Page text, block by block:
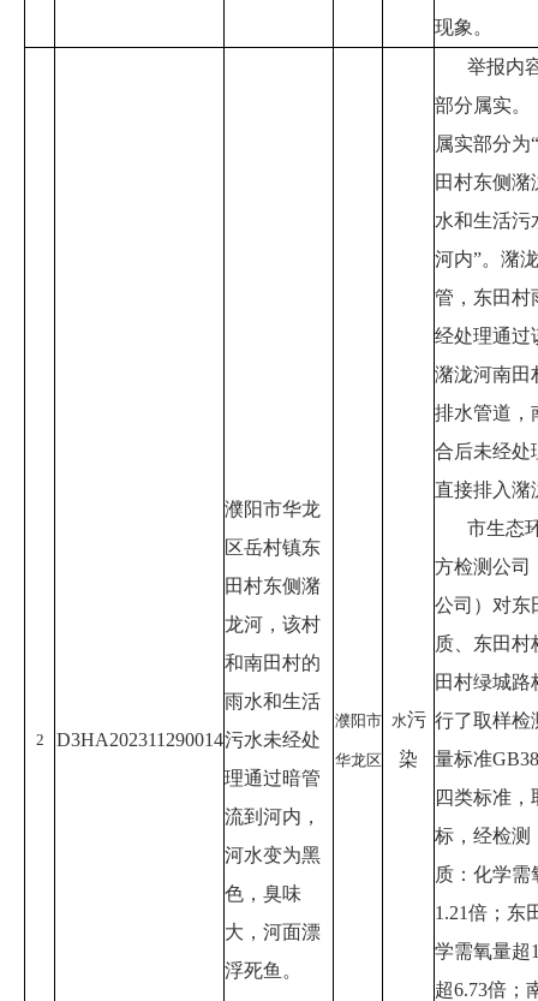
现象。
2 D3HA202311290014
濮阳市华龙
区岳村镇东
田村东侧潴
龙河，该村
和南田村的
雨水和生活
污水未经处
理通过暗管
流到河内，
河水变为黑
色，臭味
大，河面漂
浮死鱼。
濮阳市
华龙区
水污
染
举报内
部分属实。
属实部分为“
田村东侧潴
水和生活污
河内”。潴
管，东田村
经处理通过
潴泷河南田
排水管道，
合后未经处
直接排入潴
市生态
方检测公司
公司）对东
质、东田村
田村绿城路
行了取样检
量标准
四类标准
标，经检测
质：化学需
1.21倍；东
学需氧量超
超6.73倍；